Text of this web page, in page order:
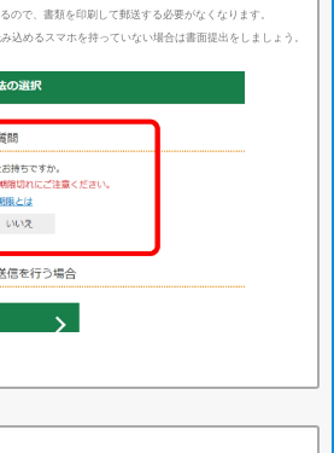
ので、書類を印刷して郵送する必要がなくなります。
込めるスマホを持っていない場合は書面提出をしましょう。